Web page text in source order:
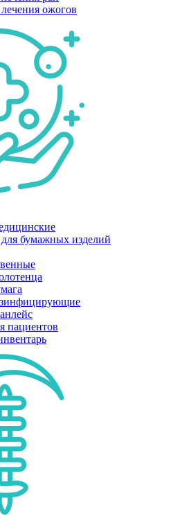
ожогов
бумажных изделий
пациентов